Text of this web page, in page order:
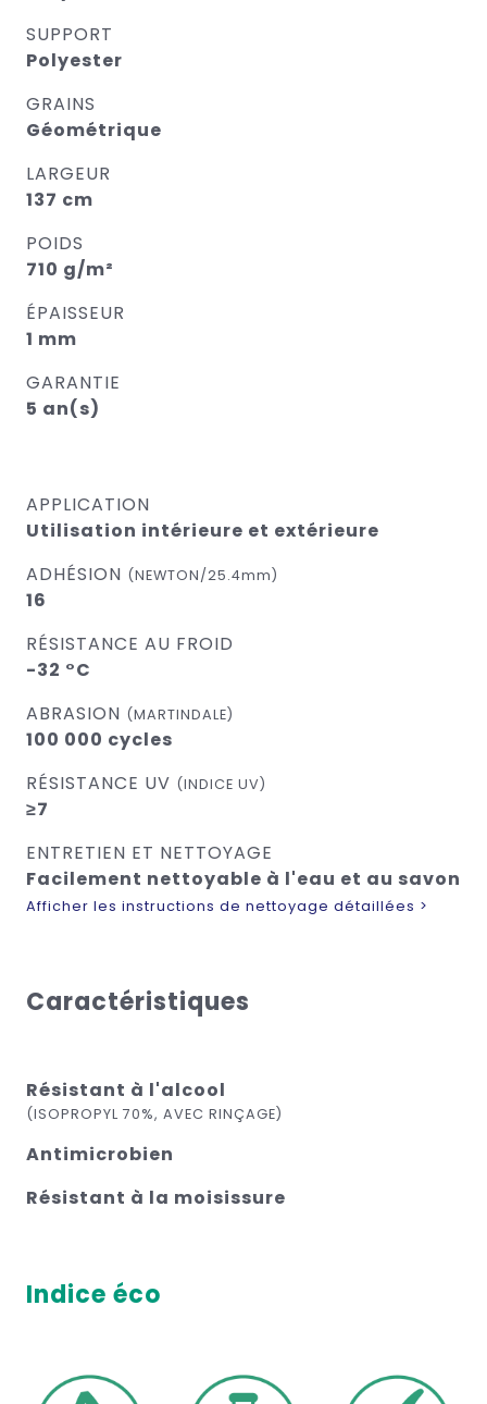
SUPPORT
Polyester
GRAINS
Géométrique
LARGEUR
137 cm
POIDS
710 g/m²
ÉPAISSEUR
1 mm
GARANTIE
5 an(s)
APPLICATION
Utilisation intérieure et extérieure
ADHÉSION (NEWTON/25.4mm)
16
RÉSISTANCE AU FROID
-32 °C
ABRASION (MARTINDALE)
100 000 cycles
RÉSISTANCE UV (INDICE UV)
≥7
ENTRETIEN ET NETTOYAGE
Facilement nettoyable à l'eau et au savon
Afficher les instructions de nettoyage détaillées >
Caractéristiques
Résistant à l'alcool
(ISOPROPYL 70%, AVEC RINÇAGE)
Antimicrobien
Résistant à la moisissure
Indice éco